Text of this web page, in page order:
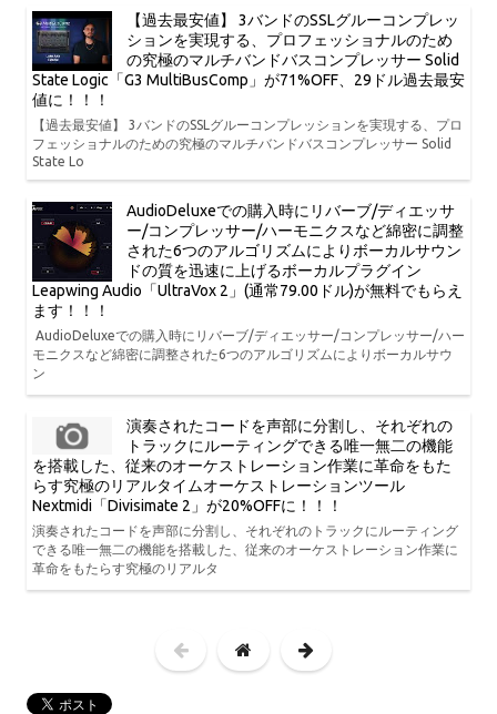
【過去最安値】 3バンドのSSLグルーコンプレッ
ションを実現する、プロフェッショナルのため
の究極のマルチバンドバスコンプレッサー Solid
State Logic「G3 MultiBusComp」が71%OFF、29ドル過去最安
値に！！！
【過去最安値】 3バンドのSSLグルーコンプレッションを実現する、プロ
フェッショナルのための究極のマルチバンドバスコンプレッサー Solid
State Lo
AudioDeluxeでの購入時にリバーブ/ディエッサ
ー/コンプレッサー/ハーモニクスなど綿密に調整
された6つのアルゴリズムによりボーカルサウン
ドの質を迅速に上げるボーカルプラグイン
Leapwing Audio「UltraVox 2」(通常79.00ドル)が無料でもらえ
ます！！！
AudioDeluxeでの購入時にリバーブ/ディエッサー/コンプレッサー/ハー
モニクスなど綿密に調整された6つのアルゴリズムによりボーカルサウ
ン
演奏されたコードを声部に分割し、それぞれの
トラックにルーティングできる唯一無二の機能
を搭載した、従来のオーケストレーション作業に革命をもた
らす究極のリアルタイムオーケストレーションツール
Nextmidi「Divisimate 2」が20%OFFに！！！
演奏されたコードを声部に分割し、それぞれのトラックにルーティング
できる唯一無二の機能を搭載した、従来のオーケストレーション作業に
革命をもたらす究極のリアルタ